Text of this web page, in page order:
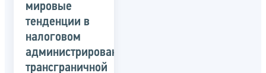
мировые
тенденции в
налоговом
администрировании
трансграничной